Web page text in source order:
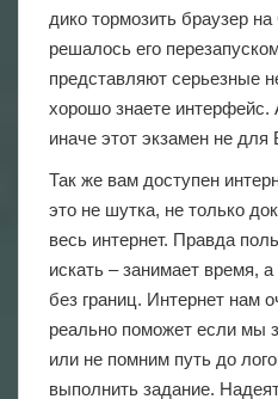
дико тормозить браузер
решалось его
представляют серьезные
хорошо знаете интерфейс.
иначе этот экзамен не для
Так же вам доступен
это не шутка, не только
весь интернет. Правда
искать – занимает время,
без границ. Интернет нам
реально поможет если мы
или не помним путь до
выполнить задание.